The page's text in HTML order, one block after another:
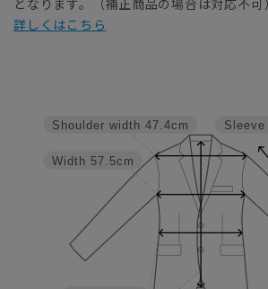
となります。（補正商品の場合は対応不可）
詳しくはこちら
Sleeve
Width 57.5cm
Shoulder width 47.4cm